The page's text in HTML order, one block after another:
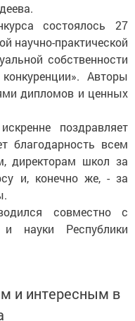
состоялось 27
научно-практической
собственности
Авторы
дипломов и ценных
поздравляет
благодарность всем
директорам школ за
и, конечно же, - за
совместно с
и науки Республики
и интересным в